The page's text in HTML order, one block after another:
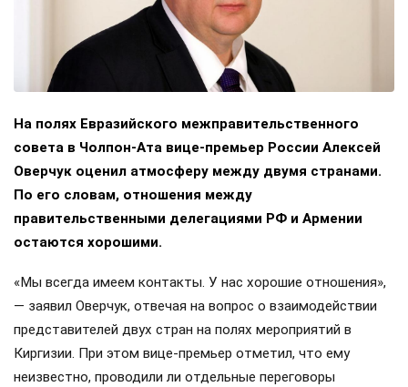
На полях Евразийского межправительственного
совета в Чолпон-Ата вице-премьер России Алексей
Оверчук оценил атмосферу между двумя странами.
По его словам, отношения между
правительственными делегациями РФ и Армении
остаются хорошими.
«Мы всегда имеем контакты. У нас хорошие отношения»,
— заявил Оверчук, отвечая на вопрос о взаимодействии
представителей двух стран на полях мероприятий в
Киргизии. При этом вице-премьер отметил, что ему
неизвестно, проводили ли отдельные переговоры